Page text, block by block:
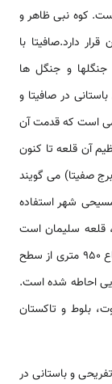
است و دارای 300 چشمه است. کوه نبی ظاهر و
دارد.صافیتا با
جنگل­ها و جنگل ها
در صافیتا و
است که قدمت آن
آن قلعه تا کنون
که به آن (برج صفیتا) می گویند
شهر استفاده
قلعه سلیمان است
که از سمت غرب در نزدیکی قله نبی صالح و در ارتفاع 950 متری از سطح
احاطه شده است.
بلوط و تاکستان
و باستانی در